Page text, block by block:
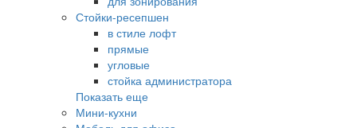
Стойки-ресепшен
в стиле лофт
прямые
угловые
стойка администратора
Показать еще
Мини-кухни